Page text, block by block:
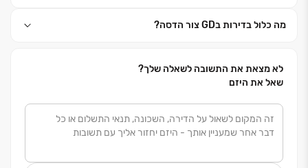
את מיטב המשאבים לצורכי תכנון, עיצוב, בחירת חומרים
המענה החכם והשקיפות המוחלטת הם ערכיה המרכזיים
של החברה, ההופכים אותה לחברה המובילה בענף הנדל"ן.
מה כלול בדירות בGD צור הדסה?
לא מצאת את התשובה לשאלה שלך?
שאל את היזם